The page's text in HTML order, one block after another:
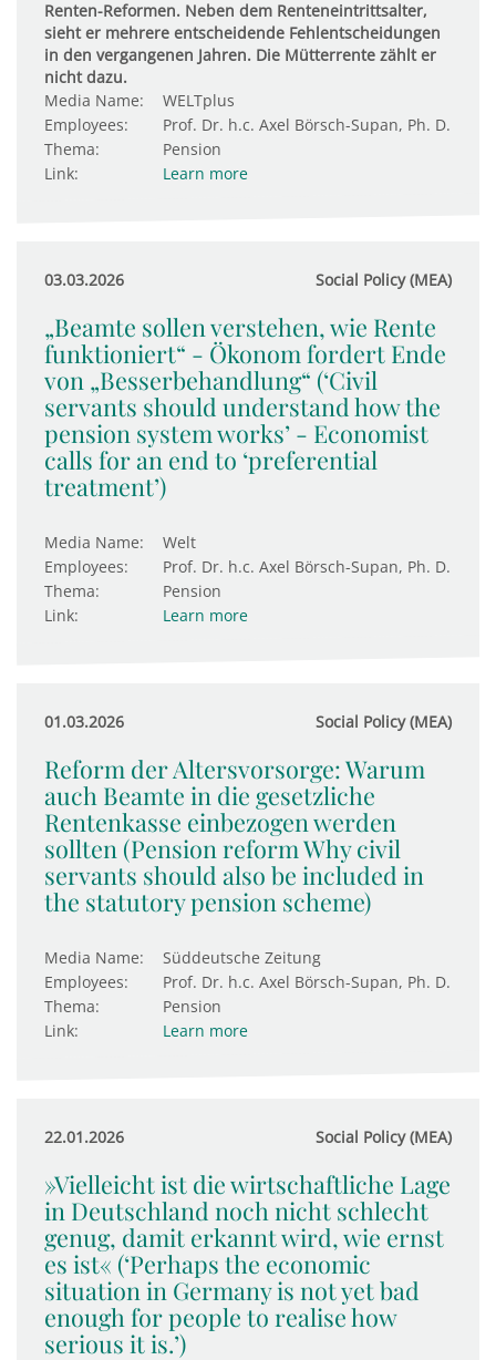
Renten-Reformen. Neben dem Renteneintrittsalter,
sieht er mehrere entscheidende Fehlentscheidungen
in den vergangenen Jahren. Die Mütterrente zählt er
nicht dazu.
Media Name:
WELTplus
Employees:
Prof. Dr. h.c. Axel Börsch-Supan, Ph. D.
Thema:
Pension
Link:
Learn more
03.03.2026 Social Policy (MEA)
„Beamte sollen verstehen, wie Rente
funktioniert“ - Ökonom fordert Ende
von „Besserbehandlung“ (‘Civil
servants should understand how the
pension system works’ - Economist
calls for an end to ‘preferential
treatment’)
Media Name:
Welt
Employees:
Prof. Dr. h.c. Axel Börsch-Supan, Ph. D.
Thema:
Pension
Link:
Learn more
01.03.2026 Social Policy (MEA)
Reform der Altersvorsorge: Warum
auch Beamte in die gesetzliche
Rentenkasse einbezogen werden
sollten (Pension reform Why civil
servants should also be included in
the statutory pension scheme)
Media Name:
Süddeutsche Zeitung
Employees:
Prof. Dr. h.c. Axel Börsch-Supan, Ph. D.
Thema:
Pension
Link:
Learn more
22.01.2026 Social Policy (MEA)
»Vielleicht ist die wirtschaftliche Lage
in Deutschland noch nicht schlecht
genug, damit erkannt wird, wie ernst
es ist« (‘Perhaps the economic
situation in Germany is not yet bad
enough for people to realise how
serious it is.’)